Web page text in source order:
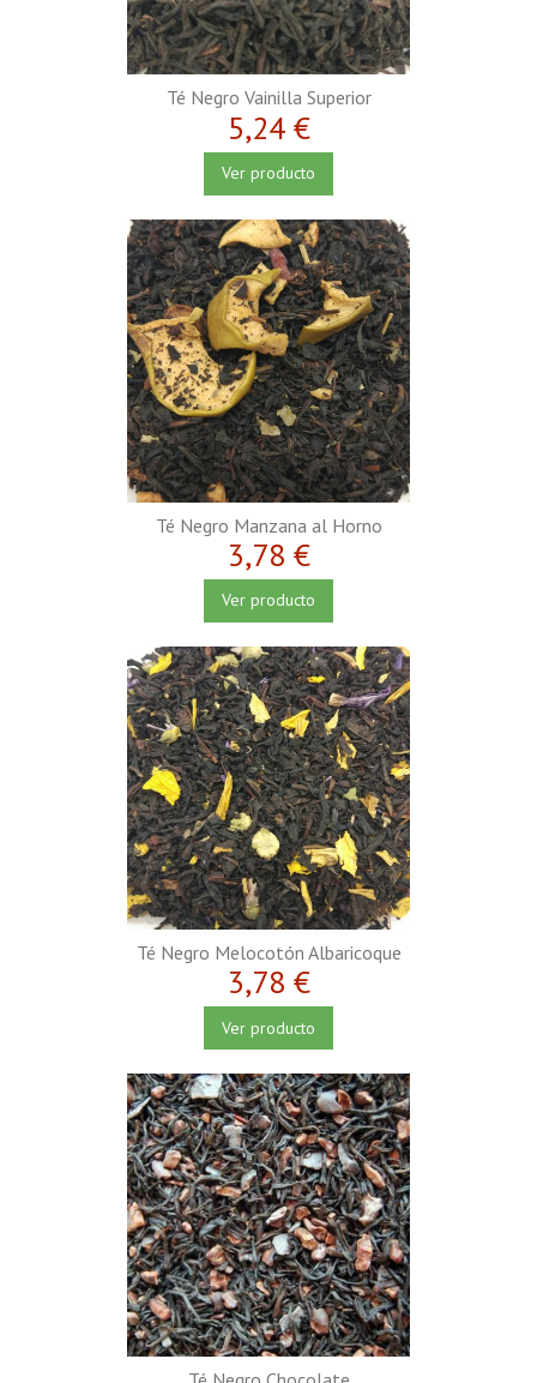
Té Negro Vainilla Superior
5,24 €
Ver producto
Té Negro Manzana al Horno
3,78 €
Ver producto
Té Negro Melocotón Albaricoque
3,78 €
Ver producto